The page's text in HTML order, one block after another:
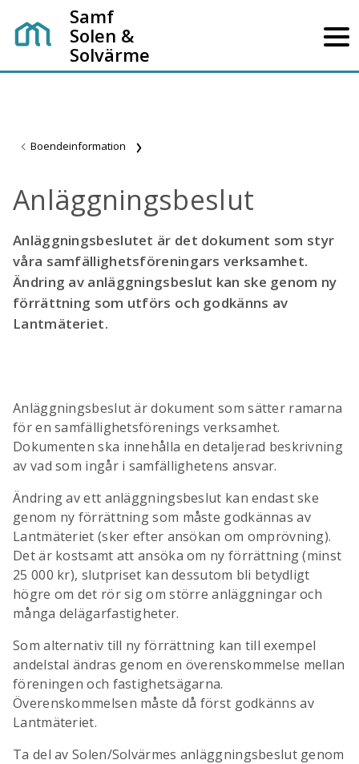
Samf
Solen &
Solvärme
Boendeinformation
Anläggningsbeslut
Anläggningsbeslutet är det dokument som styr
våra samfällighetsföreningars verksamhet.
Ändring av anläggningsbeslut kan ske genom ny
förrättning som utförs och godkänns av
Lantmäteriet.
Anläggningsbeslut är dokument som sätter ramarna
för en samfällighetsförenings verksamhet.
Dokumenten ska innehålla en detaljerad beskrivning
av vad som ingår i samfällighetens ansvar.
Ändring av ett anläggningsbeslut kan endast ske
genom ny förrättning som måste godkännas av
Lantmäteriet (sker efter ansökan om omprövning).
Det är kostsamt att ansöka om ny förrättning (minst
25 000 kr), slutpriset kan dessutom bli betydligt
högre om det rör sig om större anläggningar och
många delägarfastigheter.
Som alternativ till ny förrättning kan till exempel
andelstal ändras genom en överenskommelse mellan
föreningen och fastighetsägarna.
Överenskommelsen måste då först godkänns av
Lantmäteriet.
Ta del av Solen/Solvärmes anläggningsbeslut genom